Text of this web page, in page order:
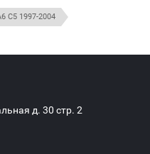
C5 1997-2004
д. 30 стр. 2